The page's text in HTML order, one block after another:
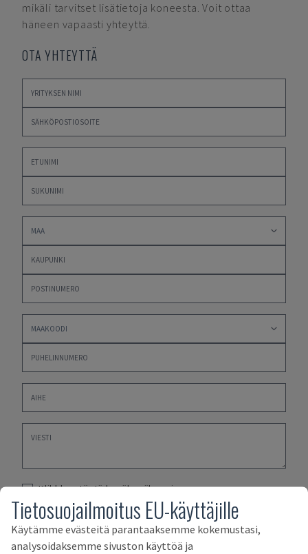
mikäli tarvitset lisätietoja koneesta. Voit ottaa
häneen vapaasti yhteyttä.
OTA YHTEYTTÄ
Klikkkaa tästä hyväksyäksesi
TIETOSUOJAKÄYTÄNTÖMME ,OSTOEHDOT JA -EHDOT
MYYNTIEHDOT
Tietosuojailmoitus EU-käyttäjille
Käytämme evästeitä parantaaksemme kokemustasi,
analysoidaksemme sivuston käyttöä ja